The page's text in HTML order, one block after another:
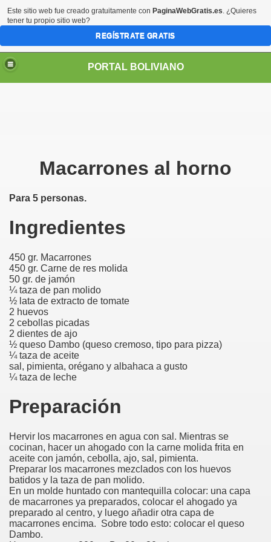
PORTAL BOLIVIANO
Macarrones al horno
Para 5 personas.
Ingredientes
450 gr. Macarrones
450 gr. Carne de res molida
50 gr. de jamón
¼ taza de pan molido
½ lata de extracto de tomate
2 huevos
2 cebollas picadas
2 dientes de ajo
½ queso Dambo (queso cremoso, tipo para pizza)
¼ taza de aceite
sal, pimienta, orégano y albahaca a gusto
¼ taza de leche
Preparación
Hervir los macarrones en agua con sal. Mientras se
cocinan, hacer un ahogado con la carne molida frita en
aceite con jamón, cebolla, ajo, sal, pimienta.
Preparar los macarrones mezclados con los huevos
batidos y la taza de pan molido.
En un molde huntado con mantequilla colocar: una capa
de macarrones ya preparados, colocar el ahogado ya
preparado al centro, y luego añadir otra capa de
macarrones encima. Sobre todo esto: colocar el queso
Dambo.
Este sitio web fue creado gratuitamente con PaginaWebGratis.es. ¿Quieres
tener tu propio sitio web?
REGÍSTRATE GRATIS